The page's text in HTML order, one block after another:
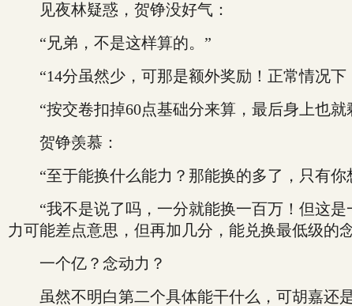
见夜林疑惑，贺铮没好气：
“兄弟，不是这样算的。”
“14分虽然少，可那是额外奖励！正常情况下
“按交卷扣掉60点基础分来算，最后身上也就
贺铮羡慕：
“至于能换什么能力？那能换的多了，只有你
“我不是说了吗，一分就能换一百万！但这是
力可能差点意思，但再加几分，能兑换最低级的
一个亿？念动力？
虽然不明白第二个具体能干什么，可胡嘉还